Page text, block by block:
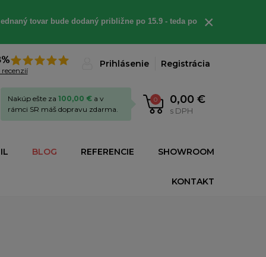
tovar bude dodaný približne po 15.9 - teda po ×
recenzií
Prihlásenie Registrácia
0 0,00 €
s DPH
Nakúp ešte za 100,00 € a v
rámci SR máš dopravu zdarma.
BLOG REFERENCIE SHOWROOM
KONTAKT